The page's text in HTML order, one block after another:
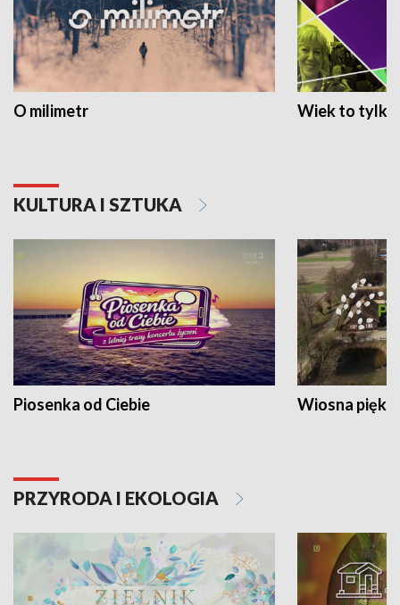
O milimetr Wiek to tylko
KULTURA I SZTUKA
Piosenka od Ciebie Wiosna
PRZYRODA I EKOLOGIA